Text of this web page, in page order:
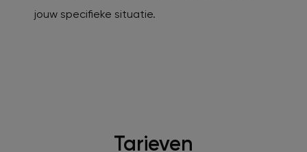
jouw specifieke situatie.
Tarieven